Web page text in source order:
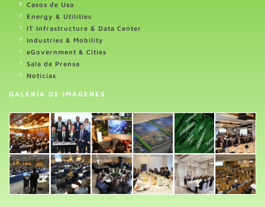
Casos de Uso
Energy & Utilities
IT Infrastructure & Data Center
Industries & Mobility
eGovernment & Cities
Sala de Prensa
Noticias
GALERÍA DE IMÁGENES